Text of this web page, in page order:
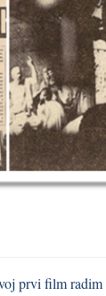
prvi film